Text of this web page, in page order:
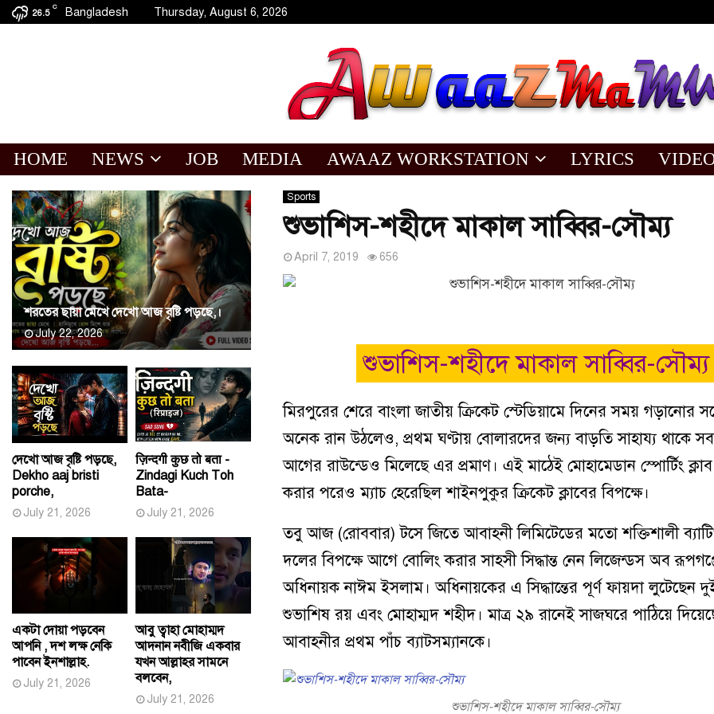
26.5
C Bangladesh Thursday, August 6, 2026
HOME NEWS JOB MEDIA AWAAZ WORKSTATION LYRICS
Sports
শুভাশিস-শহীদে মাকাল সাব্বির-সৌম্য
April 7, 2019 656
শুভাশিস-শহীদে মাকাল সাব্বির-সৌম্য
মিরপুরের শেরে বাংলা জাতীয় ক্রিকেট স্টেডিয়ামে দিনের সময় গড়ানোর
অনেক রান উঠলেও, প্রথম ঘণ্টায় বোলারদের জন্য বাড়তি সাহায্য থাকে
আগের রাউন্ডেও মিলেছে এর প্রমাণ। এই মাঠেই মোহামেডান স্পোর্টিং
করার পরেও ম্যাচ হেরেছিল শাইনপুকুর ক্রিকেট ক্লাবের বিপক্ষে।
তবু আজ (রোববার) টসে জিতে আবাহনী লিমিটেডের মতো শক্তিশালী
দলের বিপক্ষে আগে বোলিং করার সাহসী সিদ্ধান্ত নেন লিজেন্ডস অব
অধিনায়ক নাঈম ইসলাম। অধিনায়কের এ সিদ্ধান্তের পূর্ণ ফায়দা লুটেছেন
শুভাশিষ রয় এবং মোহাম্মদ শহীদ। মাত্র ২৯ রানেই সাজঘরে পাঠিয়ে
আবাহনীর প্রথম পাঁচ ব্যাটসম্যানকে।
শুভাশিস-শহীদে মাকাল সাব্বির-সৌম্য
শরতের ছায়া মেখে দেখো আজ বৃষ্টি পড়ছে,।
July 22, 2026
দেখো আজ বৃষ্টি পড়ছে,
Dekho aaj bristi
porche,
July 21, 2026
ज़िन्दगी कुछ तो बता -
Zindagi Kuch Toh
Bata-
July 21, 2026
একটা দোয়া পড়বেন
আপনি , দশ লক্ষ নেকি
পাবেন ইনশাল্লাহ.
July 21, 2026
আবু ত্বাহা মোহাম্মদ
আদনান নবীজি একবার
যখন আল্লাহর সামনে
বলবেন,
July 21, 2026